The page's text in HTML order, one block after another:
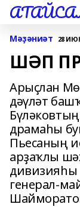
Мәҙәниәт 28
ШӘП
Арыҫлан
дәүләт
драмаһы
Пьесаның
арҙаҡлы
дивизияһы
генерал-